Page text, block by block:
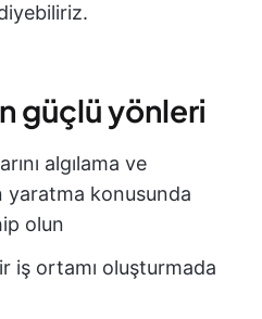
güçlü yönleri
algılama ve
yaratma konusunda
olun
iş ortamı oluşturmada